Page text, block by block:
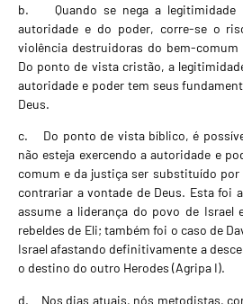
b. Quando se nega a legitimidade
autoridade e do poder, corre-se o
violência destruidoras do bem-
Do ponto de vista cristão, a
autoridade e poder tem seus
Deus.
c. Do ponto de vista bíblico, é
não esteja exercendo a autoridade e
comum e da justiça ser substituído por
contrariar a vontade de Deus. Esta foi
assume a liderança do povo de Israel
rebeldes de Eli; também foi o caso de
Israel afastando definitivamente a
o destino do outro Herodes (Agripa I).
d. Nos dias atuais, nós metodistas,